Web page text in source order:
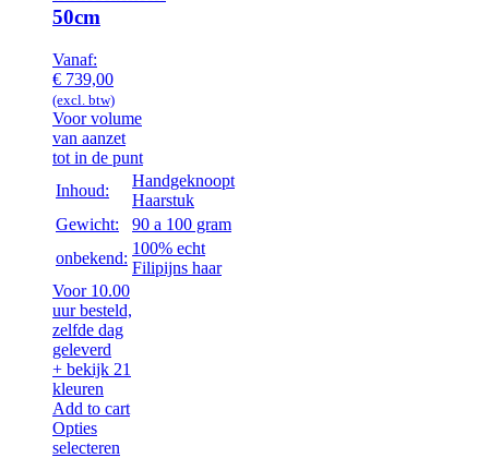
50cm
Vanaf:
€ 739,00
(excl. btw)
Voor volume
van aanzet
tot in de punt
Inhoud:
Handgeknoopt
Haarstuk
Gewicht:
90 a 100 gram
onbekend:
100% echt
Filipijns haar
Voor 10.00
uur besteld,
zelfde dag
geleverd
+ bekijk 21
kleuren
Add to cart
Opties
selecteren